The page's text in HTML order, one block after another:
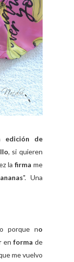
edición de
, si quieren
la firma me
". Una
porque no
en forma de
me vuelvo